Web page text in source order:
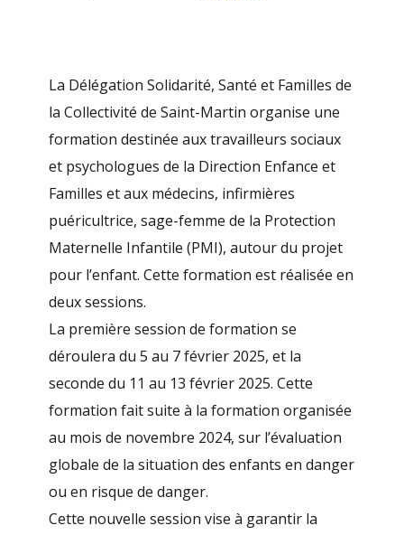
La Délégation Solidarité, Santé et Familles de
la Collectivité de Saint-Martin organise une
formation destinée aux travailleurs sociaux
et psychologues de la Direction Enfance et
Familles et aux médecins, infirmières
puéricultrice, sage-femme de la Protection
Maternelle Infantile (PMI), autour du projet
pour l’enfant. Cette formation est réalisée en
deux sessions.
La première session de formation se
déroulera du 5 au 7 février 2025, et la
seconde du 11 au 13 février 2025. Cette
formation fait suite à la formation organisée
au mois de novembre 2024, sur l’évaluation
globale de la situation des enfants en danger
ou en risque de danger.
Cette nouvelle session vise à garantir la